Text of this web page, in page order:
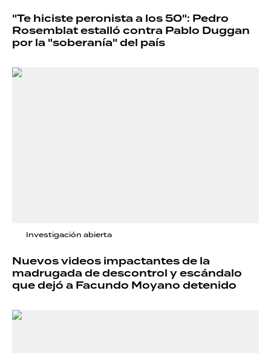
"Te hiciste peronista a los 50": Pedro
Rosemblat estalló contra Pablo Duggan
por la "soberanía" del país
Investigación abierta
Nuevos videos impactantes de la
madrugada de descontrol y escándalo
que dejó a Facundo Moyano detenido